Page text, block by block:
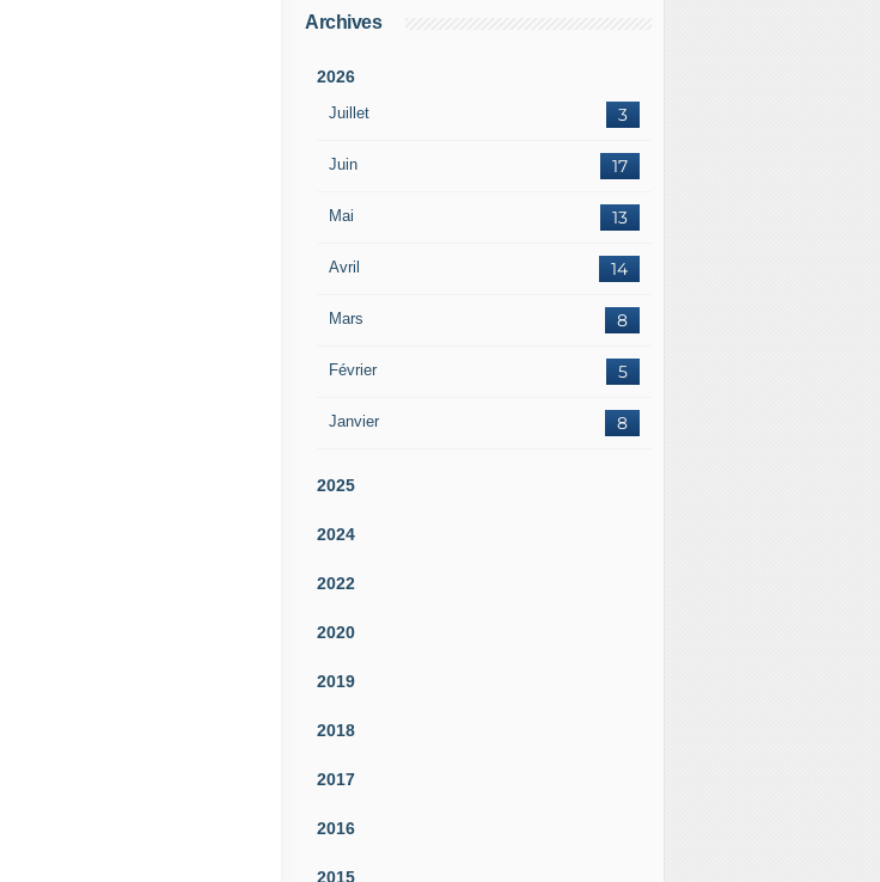
Archives
2026
Juillet 3
Juin 17
Mai 13
Avril 14
Mars 8
Février 5
Janvier 8
2025
2024
2022
2020
2019
2018
2017
2016
2015